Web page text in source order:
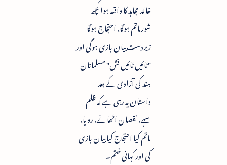
خالد مجاہد کا واقعہ ہوا کچھ
شورماتم ہوگا، احتجاج ہوگا
زبردست بیان بازی ہوگی اور
"ٹائیں ٹائیں فش" مسلمانان
ہند کی آزادی کے بعد
داستان یہ رہی ہے کہ ظلم
سہے، نقصان اٹھائے، رویا،
ماتم کیا احتجاج کیا بیان بازی
کی اور کہانی ختم۔